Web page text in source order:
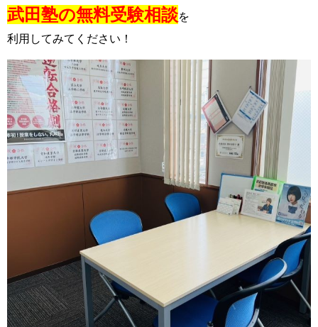
武田塾の無料受験相談を
利用してみてください！